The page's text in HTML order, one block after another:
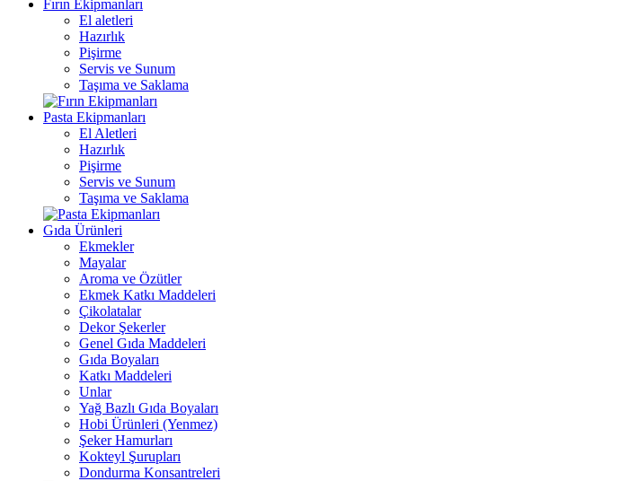
Fırın Ekipmanları
El aletleri
Hazırlık
Pişirme
Servis ve Sunum
Taşıma ve Saklama
Pasta Ekipmanları
El Aletleri
Hazırlık
Pişirme
Servis ve Sunum
Taşıma ve Saklama
Gıda Ürünleri
Ekmekler
Mayalar
Aroma ve Özütler
Ekmek Katkı Maddeleri
Çikolatalar
Dekor Şekerler
Genel Gıda Maddeleri
Gıda Boyaları
Katkı Maddeleri
Unlar
Yağ Bazlı Gıda Boyaları
Hobi Ürünleri (Yenmez)
Şeker Hamurları
Kokteyl Şurupları
Dondurma Konsantreleri